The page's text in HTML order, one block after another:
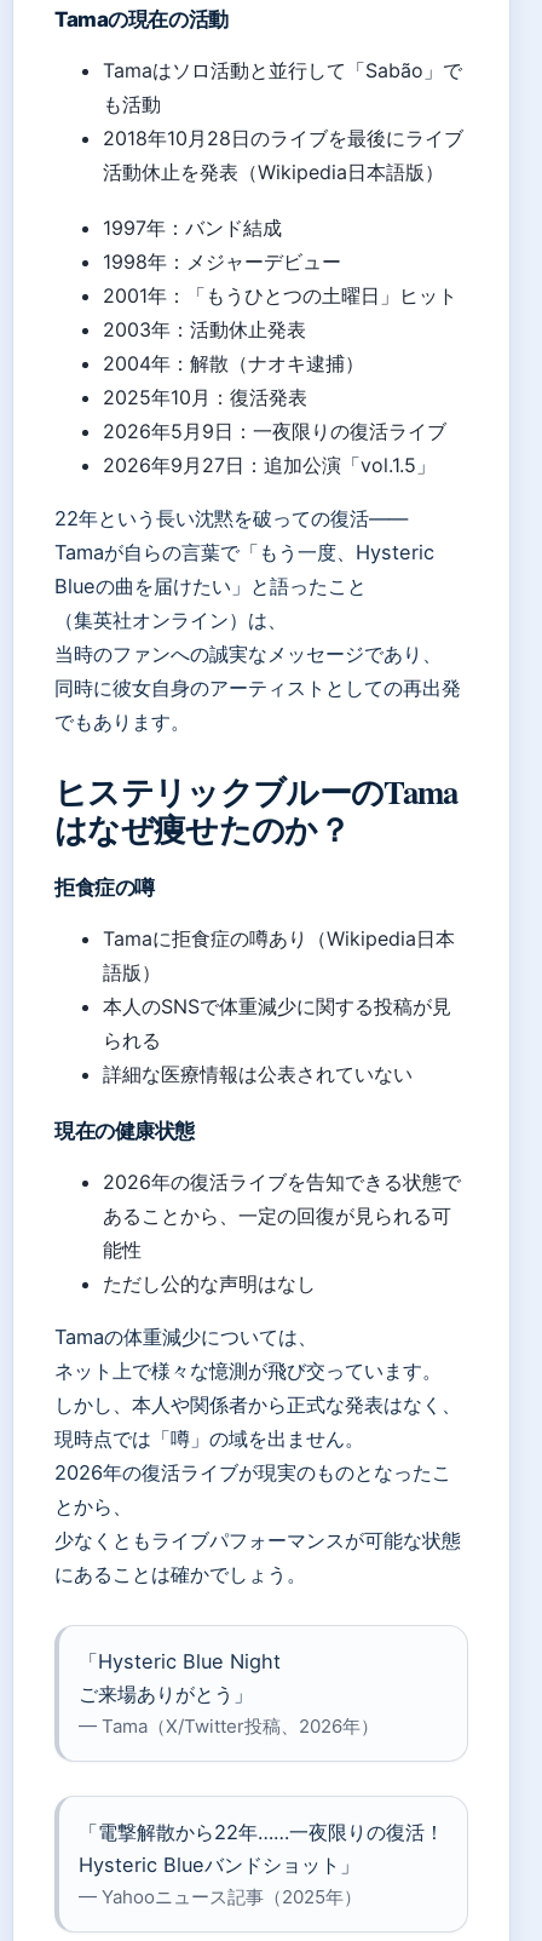
Tamaの現在の活動
Tamaはソロ活動と並行して「Sabão」で
も活動
2018年10月28日のライブを最後にライブ
活動休止を発表（Wikipedia日本語版）
1997年 ：バンド結成
1998年 ：メジャーデビュー
2001年 ：「もうひとつの土曜日」ヒット
2003年 ：活動休止発表
2004年 ：解散（ナオキ逮捕）
2025年10月 ：復活発表
2026年5月9日 ：一夜限りの復活ライブ
2026年9月27日 ：追加公演「vol.1.5」
22年という長い沈黙を破っての復活——
Tamaが自らの言葉で「もう一度、Hysteric
Blueの曲を届けたい」と語ったこと
（集英社オンライン）は、
当時のファンへの誠実なメッセージであり、
同時に彼女自身のアーティストとしての再出発
でもあります。
ヒステリックブルーのTama
はなぜ痩せたのか？
拒食症の噂
Tamaに拒食症の噂あり（Wikipedia日本
語版）
本人のSNSで体重減少に関する投稿が見
られる
詳細な医療情報は公表されていない
現在の健康状態
2026年の復活ライブを告知できる状態で
あることから、一定の回復が見られる可
能性
ただし公的な声明はなし
Tamaの体重減少については、
ネット上で様々な憶測が飛び交っています。
しかし、本人や関係者から正式な発表はなく、
現時点では「噂」の域を出ません。
2026年の復活ライブが現実のものとなったこ
とから、
少なくともライブパフォーマンスが可能な状態
にあることは確かでしょう。
「Hysteric Blue Night
ご来場ありがとう」
— Tama（X/Twitter投稿、2026年）
「電撃解散から22年……一夜限りの復活！
Hysteric Blueバンドショット」
— Yahooニュース記事（2025年）